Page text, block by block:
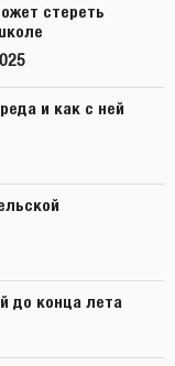
стереть
и как с ней
до конца лета